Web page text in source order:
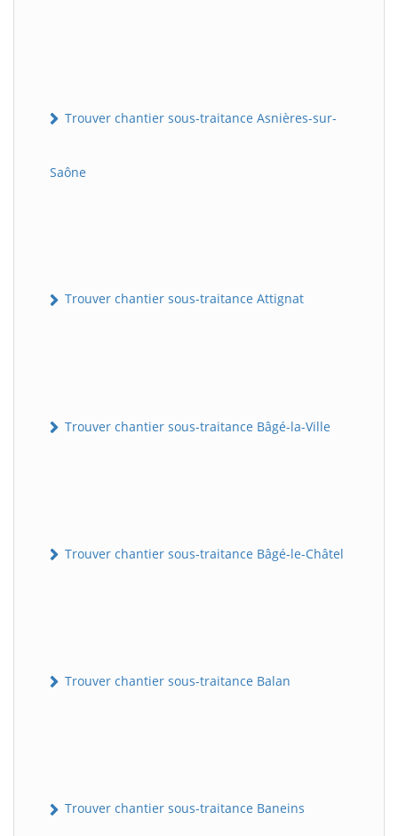
Trouver chantier sous-traitance Asnières-sur-
Saône
Trouver chantier sous-traitance Attignat
Trouver chantier sous-traitance Bâgé-la-Ville
Trouver chantier sous-traitance Bâgé-le-Châtel
Trouver chantier sous-traitance Balan
Trouver chantier sous-traitance Baneins